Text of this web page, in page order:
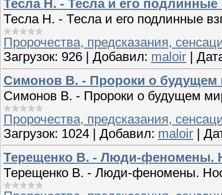
Тесла Н. - Тесла и его
Тесла Н. - Тесла и его подлинные
Пророчества, предсказания,
Загрузок: 926 Добавил: maloir
Симонов В. - Пророки о будущем
Симонов В. - Пророки о будущем
Пророчества, предсказания,
Загрузок: 1024 Добавил: maloir
Терещенко В. - Люди-феномены.
Терещенко В. - Люди-феномены.